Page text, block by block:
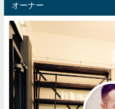
オーナー